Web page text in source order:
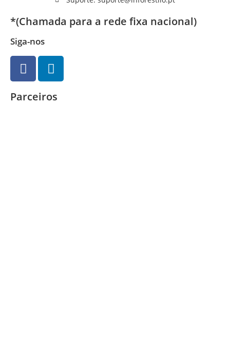
*(Chamada para a rede fixa nacional)
Siga-nos
Parceiros